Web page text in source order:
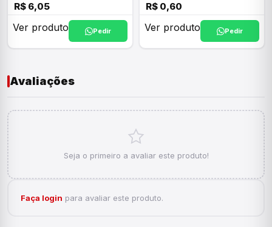
R$ 6,05
Ver produto Pedir
R$ 0,60
Ver produto Pedir
Avaliações
Seja o primeiro a avaliar este produto!
Faça login para avaliar este produto.